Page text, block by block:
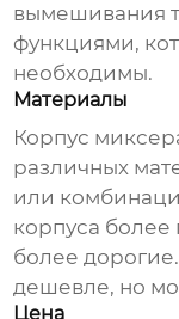
вымешивания
функциями,
необходимы.
Материалы
Корпус
различных
или
корпуса
более
дешевле, но
Цена